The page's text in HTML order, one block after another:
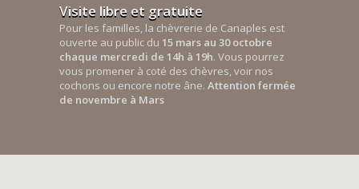
Visite libre et gratuite
Pour les familles, la chèvrerie de Canaples est
ouverte au public du 15 mars au 30 octobre
chaque mercredi de 14h à 19h. Vous pourrez
vous promener à coté des chèvres, voir nos
cochons ou encore notre âne. Attention fermée
de novembre à Mars